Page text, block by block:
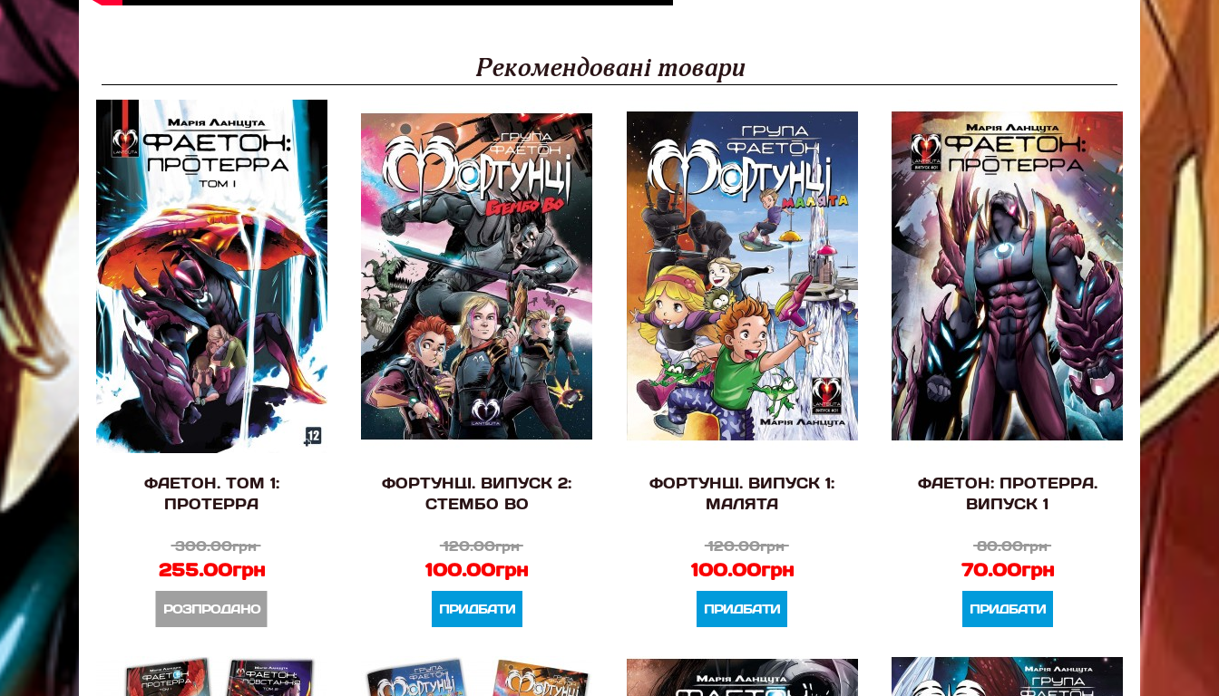
Рекомендовані товари
ФАЕТОН. ТОМ 1:
ПРОТЕРРА
300.00грн
255.00грн
РОЗПРОДАНО
ФОРТУНЦІ. ВИПУСК 2:
СТЕМБО ВО
120.00грн
100.00грн
ПРИДБАТИ
ФОРТУНЦІ. ВИПУСК 1:
МАЛЯТА
120.00грн
100.00грн
ПРИДБАТИ
ФАЕТОН: ПРОТЕРРА.
ВИПУСК 1
80.00грн
70.00грн
ПРИДБАТИ